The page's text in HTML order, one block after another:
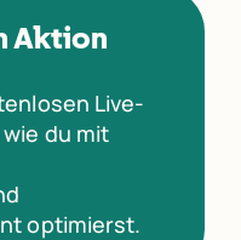
Aktion
Live-
du mit
optimierst.